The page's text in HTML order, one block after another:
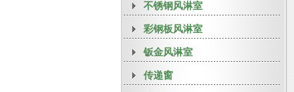
不锈钢风淋室
彩钢板风淋室
钣金风淋室
传递窗